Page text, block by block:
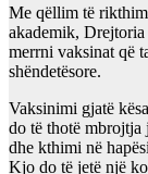
Me qëllim të
akademik, Drejtoria
merrni vaksinat që
shëndetësore.
Vaksinimi gjatë
do të thotë
dhe kthimi në
Kjo do të jetë një